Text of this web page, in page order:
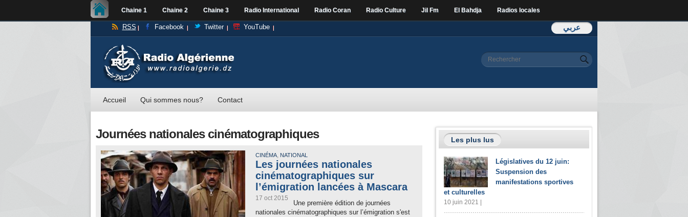
Chaine 1 Chaine 2 Chaine 3 Radio International Radio Coran Radio Culture Jil Fm El Bahdja Radios locales
عربي RSS Facebook Twitter YouTube
Formulaire de
Rechercher
Accueil Qui sommes nous? Contact
Journées nationales cinématographiques
CINÉMA, NATIONAL
Les journées nationales
cinématographiques sur
l’émigration lancées à Mascara
17 oct 2015
Une première édition de journées
nationales cinématographiques sur l’émigration s'est
Les plus lus
Législatives du 12 juin:
Suspension des
manifestations sportives
et culturelles
10 juin 2021 |